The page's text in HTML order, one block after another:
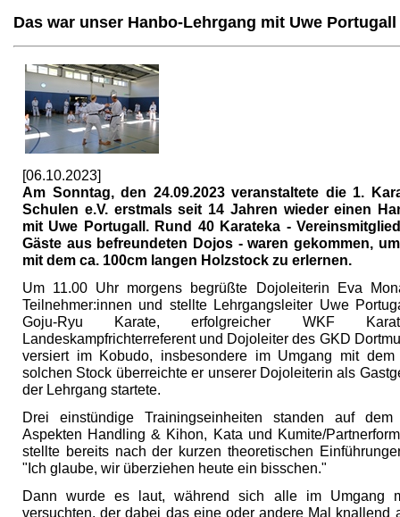
Das war unser Hanbo-Lehrgang mit Uwe Portugall
[06.10.2023]
Am Sonntag, den 24.09.2023 veranstaltete die 1.
Schulen e.V. erstmals seit 14 Jahren wieder einen
mit Uwe Portugall. Rund 40 Karateka -
Gäste aus befreundeten Dojos - waren gekommen,
mit dem ca. 100cm langen Holzstock zu erlernen.
Um 11.00 Uhr morgens begrüßte Dojoleiterin Eva
Teilnehmer:innen und stellte Lehrgangsleiter Uwe
Goju-Ryu Karate, erfolgreicher WKF
Landeskampfrichterreferent und Dojoleiter des GKD
versiert im Kobudo, insbesondere im Umgang mit
solchen Stock überreichte er unserer Dojoleiterin als
der Lehrgang startete.
Drei einstündige Trainingseinheiten standen auf
Aspekten Handling & Kihon, Kata und Kumite/
stellte bereits nach der kurzen theoretischen
"Ich glaube, wir überziehen heute ein bisschen."
Dann wurde es laut, während sich alle im Umgang
versuchten, der dabei das eine oder andere Mal knallend